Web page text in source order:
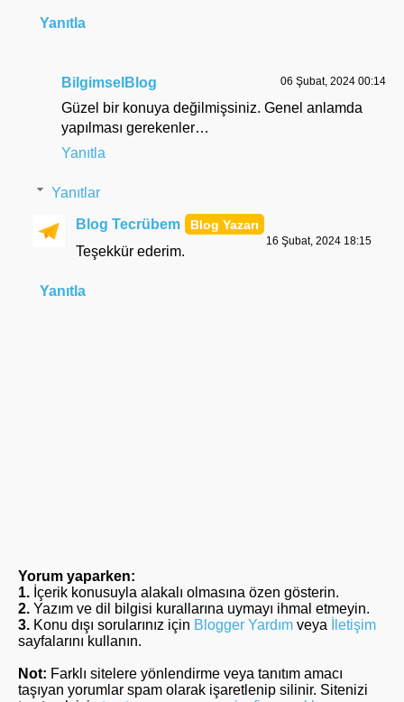
Yanıtla
BilgimselBlog 06 Şubat, 2024 00:14
Güzel bir konuya değilmişsiniz. Genel anlamda
yapılması gerekenler…
Yanıtla
Yanıtlar
Blog Tecrübem
16 Şubat, 2024 18:15
Teşekkür ederim.
Yanıtla
Yorum yaparken:
1. İçerik konusuyla alakalı olmasına özen gösterin.
2. Yazım ve dil bilgisi kurallarına uymayı ihmal etmeyin.
3. Konu dışı sorularınız için Blogger Yardım veya
İletişim
sayfalarını kullanın.
Not: Farklı sitelere yönlendirme veya tanıtım amacı
taşıyan yorumlar spam olarak işaretlenip silinir. Sitenizi